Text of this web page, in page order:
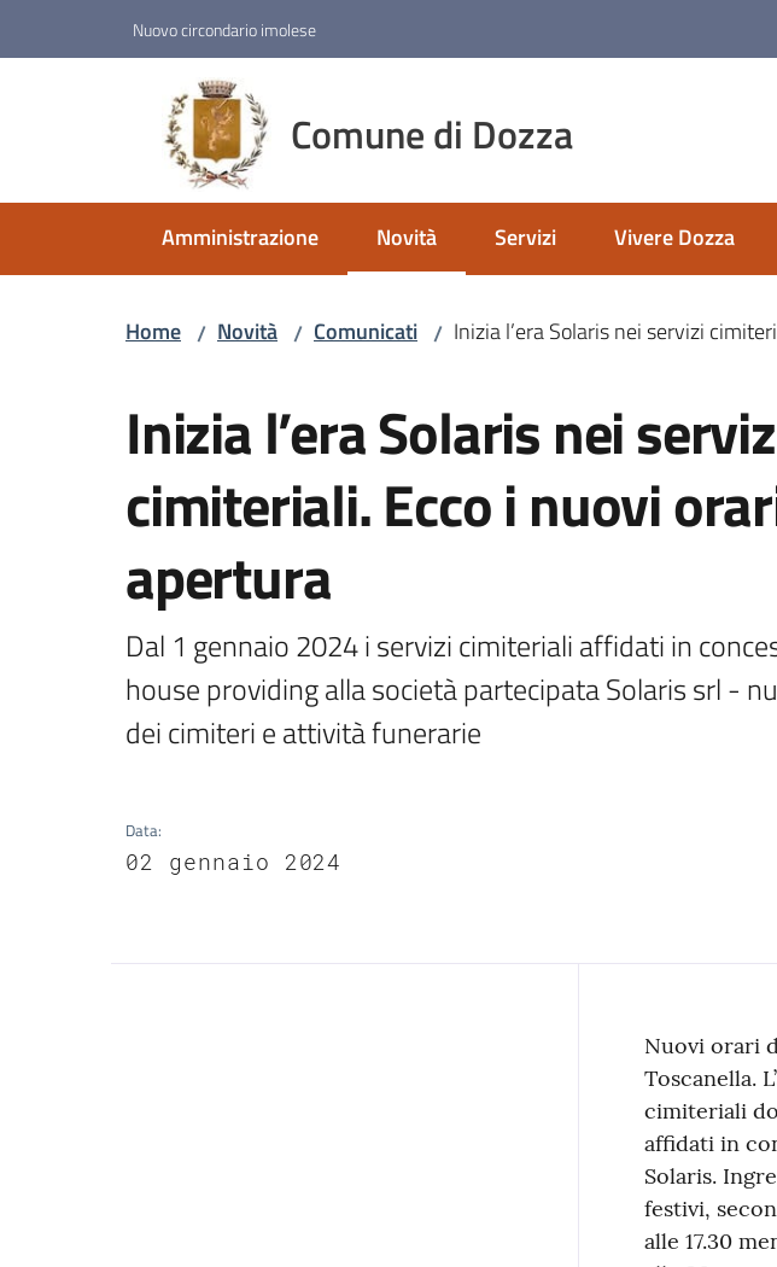
Nuovo circondario imolese
Comune di Dozza
Amministrazione Novità
Menu selezionato
Servizi Vivere Dozza
Home / Novità / Comunicati / Inizia l’era Solaris nei servizi
Inizia l’era Solaris nei
cimiteriali. Ecco i nuovi
apertura
Dal 1 gennaio 2024 i servizi cimiteriali affidati in
house providing alla società partecipata Solaris srl -
dei cimiteri e attività funerarie
Data:
02 gennaio 2024
Nuovi orari
Toscanella.
cimiteriali
affidati in
Solaris.
festivi,
alle 17.30